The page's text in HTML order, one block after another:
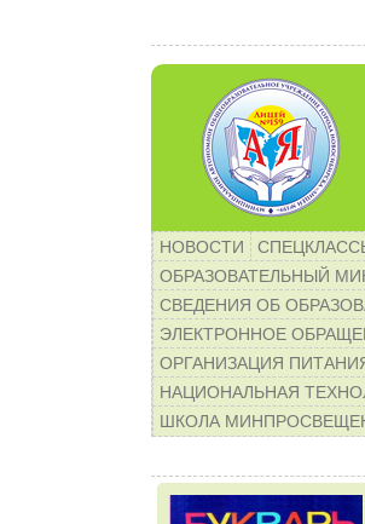
НОВОСТИ
ОБРАЗОВАТЕЛЬНЫЙ
СВЕДЕНИЯ ОБ
ЭЛЕКТРОННОЕ
ОРГАНИЗАЦИЯ
НАЦИОНАЛЬНАЯ
ШКОЛА